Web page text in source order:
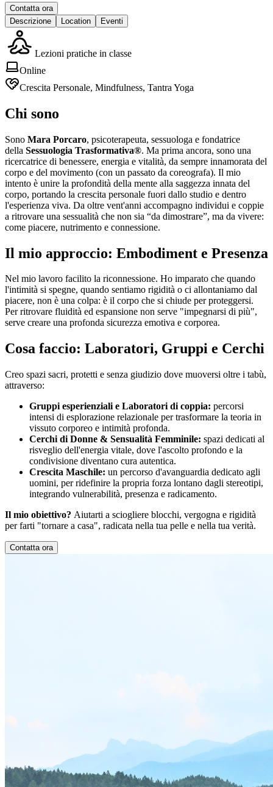
Contatta ora
Descrizione
Location Eventi
Lezioni pratiche in classe
Online
Crescita Personale, Mindfulness, Tantra Yoga
Chi sono
Sono Mara Porcaro, psicoterapeuta, sessuologa e fondatrice
della Sessuologia Trasformativa®. Ma prima ancora, sono una
ricercatrice di benessere, energia e vitalità, da sempre innamorata del
corpo e del movimento (con un passato da coreografa). Il mio
intento è unire la profondità della mente alla saggezza innata del
corpo, portando la crescita personale fuori dallo studio e dentro
l'esperienza viva. Da oltre vent'anni accompagno individui e coppie
a ritrovare una sessualità che non sia “da dimostrare”, ma da vivere:
come piacere, nutrimento e connessione.
Il mio approccio: Embodiment e Presenza
Nel mio lavoro facilito la riconnessione. Ho imparato che quando
l'intimità si spegne, quando sentiamo rigidità o ci allontaniamo dal
piacere, non è una colpa: è il corpo che si chiude per proteggersi.
Per ritrovare fluidità ed espansione non serve "impegnarsi di più",
serve creare una profonda sicurezza emotiva e corporea.
Cosa faccio: Laboratori, Gruppi e Cerchi
Creo spazi sacri, protetti e senza giudizio dove muoversi oltre i tabù,
attraverso:
Gruppi esperienziali e Laboratori di coppia: percorsi
intensi di esplorazione relazionale per trasformare la teoria in
vissuto corporeo e intimità profonda.
Cerchi di Donne & Sensualità Femminile: spazi dedicati al
risveglio dell'energia vitale, dove l'ascolto profondo e la
condivisione diventano cura autentica.
Crescita Maschile: un percorso d'avanguardia dedicato agli
uomini, per ridefinire la propria forza lontano dagli stereotipi,
integrando vulnerabilità, presenza e radicamento.
Il mio obiettivo? Aiutarti a sciogliere blocchi, vergogna e rigidità
per farti "tornare a casa", radicata nella tua pelle e nella tua verità.
Contatta ora